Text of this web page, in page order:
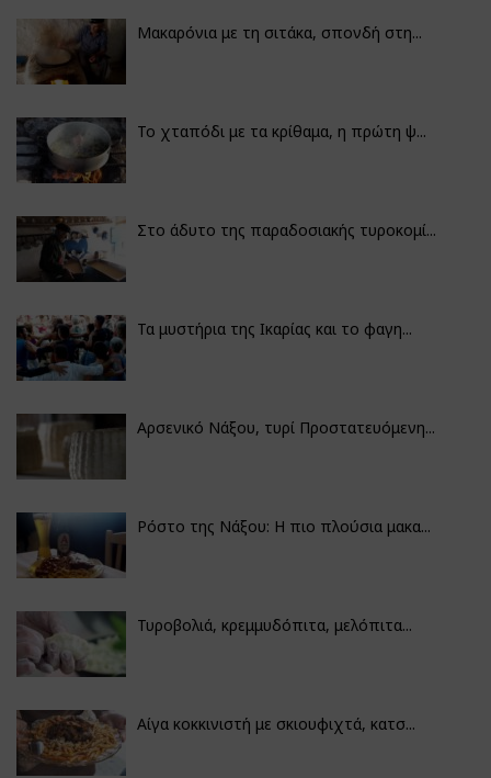
Μακαρόνια με τη σιτάκα, σπονδή στη...
Το χταπόδι με τα κρίθαμα, η πρώτη ψ...
Στο άδυτο της παραδοσιακής τυροκομί...
Τα μυστήρια της Ικαρίας και το φαγη...
Αρσενικό Νάξου, τυρί Προστατευόμενη...
Ρόστο της Νάξου: Η πιο πλούσια μακα...
Τυροβολιά, κρεμμυδόπιτα, μελόπιτα...
Αίγα κοκκινιστή με σκιουφιχτά, κατσ...